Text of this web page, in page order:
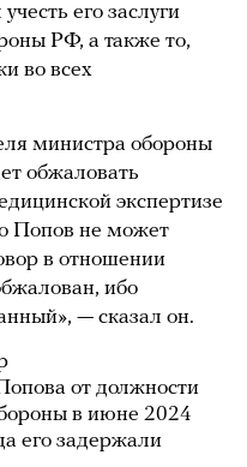
его заслуги
РФ, а также то,
во всех
министра обороны
обжаловать
экспертизе
Попов не может
в отношении
ибо
— сказал он.
от должности
в июне 2024
его задержали